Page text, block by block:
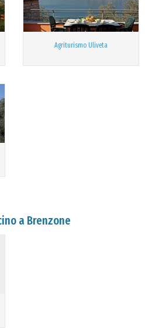
Agriturismo Uliveta
a Brenzone